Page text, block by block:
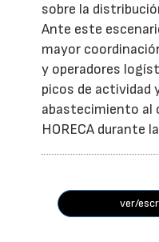
sobre la
Ante este
mayor
y operadores
picos de actividad
abastecimiento al
HORECA durante
ver/